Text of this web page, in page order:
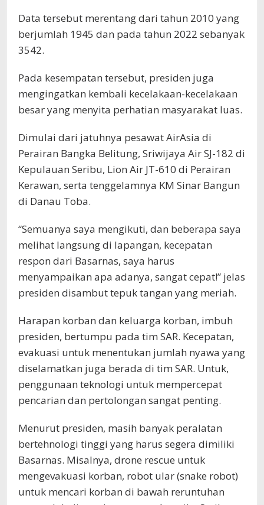
Data tersebut merentang dari tahun 2010 yang
berjumlah 1945 dan pada tahun 2022 sebanyak
3542.
Pada kesempatan tersebut, presiden juga
mengingatkan kembali kecelakaan-kecelakaan
besar yang menyita perhatian masyarakat luas.
Dimulai dari jatuhnya pesawat AirAsia di
Perairan Bangka Belitung, Sriwijaya Air SJ-182 di
Kepulauan Seribu, Lion Air JT-610 di Perairan
Kerawan, serta tenggelamnya KM Sinar Bangun
di Danau Toba.
“Semuanya saya mengikuti, dan beberapa saya
melihat langsung di lapangan, kecepatan
respon dari Basarnas, saya harus
menyampaikan apa adanya, sangat cepat!” jelas
presiden disambut tepuk tangan yang meriah.
Harapan korban dan keluarga korban, imbuh
presiden, bertumpu pada tim SAR. Kecepatan,
evakuasi untuk menentukan jumlah nyawa yang
diselamatkan juga berada di tim SAR. Untuk,
penggunaan teknologi untuk mempercepat
pencarian dan pertolongan sangat penting.
Menurut presiden, masih banyak peralatan
bertehnologi tinggi yang harus segera dimiliki
Basarnas. Misalnya, drone rescue untuk
mengevakuasi korban, robot ular (snake robot)
untuk mencari korban di bawah reruntuhan